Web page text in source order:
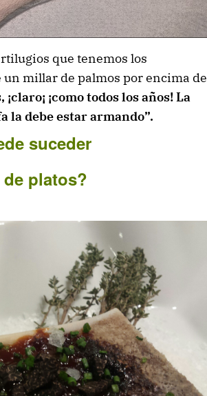
que tenemos los
un millar de palmos por encima de
¡como todos los años! La
la debe estar armando”.
suceder
platos?